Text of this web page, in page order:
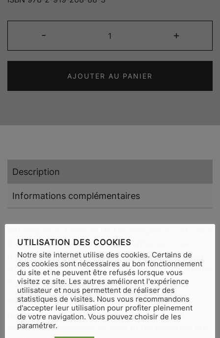
-
l’année
suspendue
+
AJOUTER AU PANIER
Description
Informations complémentaires
d’une année de pandémie (2021), année qui brisa
l’harmonie numérique de la précédente. Elle fracassa
aussi nos vies. Une année qui nous confina afin d’éviter
le pire, la mort de soi et celle d’autrui.
301 bilingual Haïku sketches over 301 days of one
pandemic year (2021), the year that broke us all,
including the numerical harmony of the preceding one.
UTILISATION DES COOKIES
Notre site internet utilise des cookies. Certains de
ces cookies sont nécessaires au bon fonctionnement
du site et ne peuvent être refusés lorsque vous
visitez ce site. Les autres améliorent l'expérience
utilisateur et nous permettent de réaliser des
statistiques de visites. Nous vous recommandons
d'accepter leur utilisation pour profiter pleinement
de votre navigation. Vous pouvez choisir de les
paramétrer.